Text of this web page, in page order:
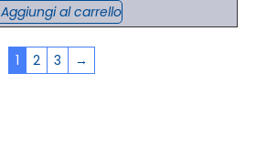
Aggiungi al carrello
1 2 3 →